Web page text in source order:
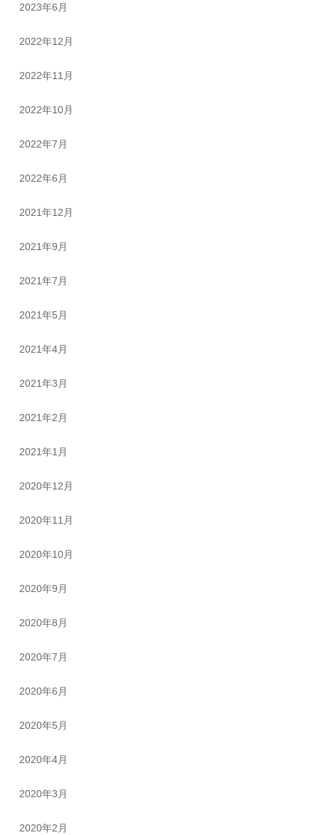
2023年6月
2022年12月
2022年11月
2022年10月
2022年7月
2022年6月
2021年12月
2021年9月
2021年7月
2021年5月
2021年4月
2021年3月
2021年2月
2021年1月
2020年12月
2020年11月
2020年10月
2020年9月
2020年8月
2020年7月
2020年6月
2020年5月
2020年4月
2020年3月
2020年2月